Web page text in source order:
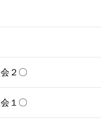
２〇
１〇